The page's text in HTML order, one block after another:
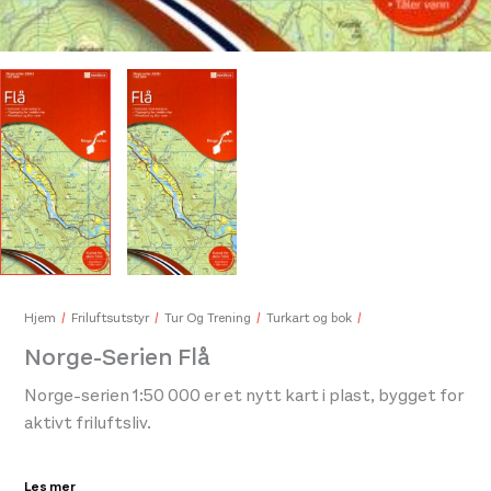
Hjem Friluftsutstyr Tur Og Trening Turkart og bok
Norge-Serien Flå
Norge-serien 1:50 000 er et nytt kart i plast, bygget for
aktivt friluftsliv.
Kartene er velegnet til tur- og fritidsbruk på fjellet, i
Les mer